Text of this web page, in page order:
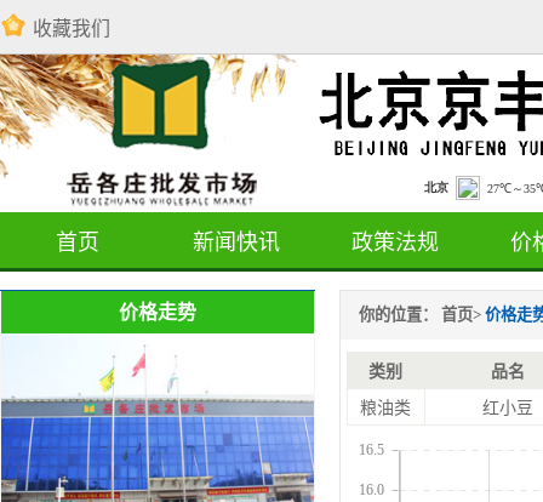
收藏我们
首页 新闻快讯 政策法规 价
价格走势 你的位置： 首页> 价格走
类别
品名
粮油类
红小豆
16.0
16.5